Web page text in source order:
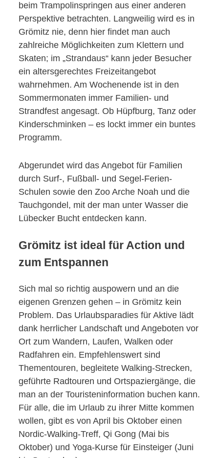
beim Trampolinspringen aus einer anderen
Perspektive betrachten. Langweilig wird es in
Grömitz nie, denn hier findet man auch
zahlreiche Möglichkeiten zum Klettern und
Skaten; im „Strandaus“ kann jeder Besucher
ein altersgerechtes Freizeitangebot
wahrnehmen. Am Wochenende ist in den
Sommermonaten immer Familien- und
Strandfest angesagt. Ob Hüpfburg, Tanz oder
Kinderschminken – es lockt immer ein buntes
Programm.
Abgerundet wird das Angebot für Familien
durch Surf-, Fußball- und Segel-Ferien-
Schulen sowie den Zoo Arche Noah und die
Tauchgondel, mit der man unter Wasser die
Lübecker Bucht entdecken kann.
Grömitz ist ideal für Action und
zum Entspannen
Sich mal so richtig auspowern und an die
eigenen Grenzen gehen – in Grömitz kein
Problem. Das Urlaubsparadies für Aktive lädt
dank herrlicher Landschaft und Angeboten vor
Ort zum Wandern, Laufen, Walken oder
Radfahren ein. Empfehlenswert sind
Thementouren, begleitete Walking-Strecken,
geführte Radtouren und Ortspaziergänge, die
man an der Touristeninformation buchen kann.
Für alle, die im Urlaub zu ihrer Mitte kommen
wollen, gibt es von April bis Oktober einen
Nordic-Walking-Treff, Qi Gong (Mai bis
Oktober) und Yoga-Kurse für Einsteiger (Juni